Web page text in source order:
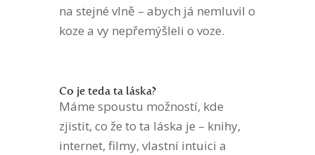
na stejné vlně – abych já nemluvil o
koze a vy nepřemýšleli o voze.
Co je teda ta láska?
Máme spoustu možností, kde
zjistit, co že to ta láska je – knihy,
internet, filmy, vlastní intuici a